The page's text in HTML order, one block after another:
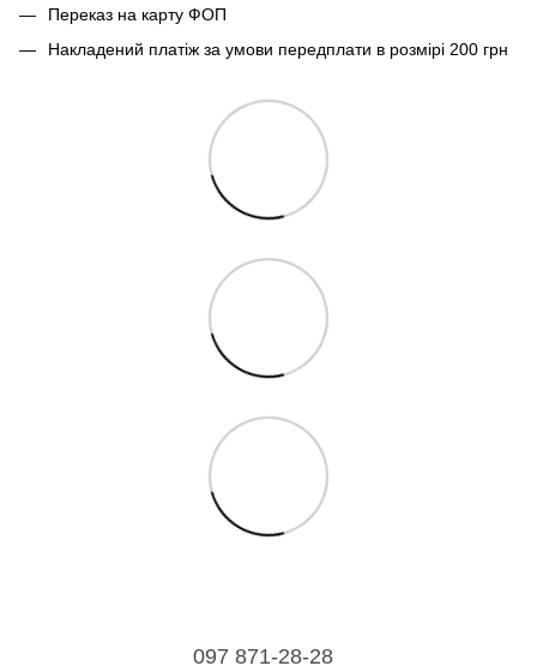
Переказ на карту ФОП
Накладений платіж за умови передплати в розмірі 200 грн
097 871-28-28